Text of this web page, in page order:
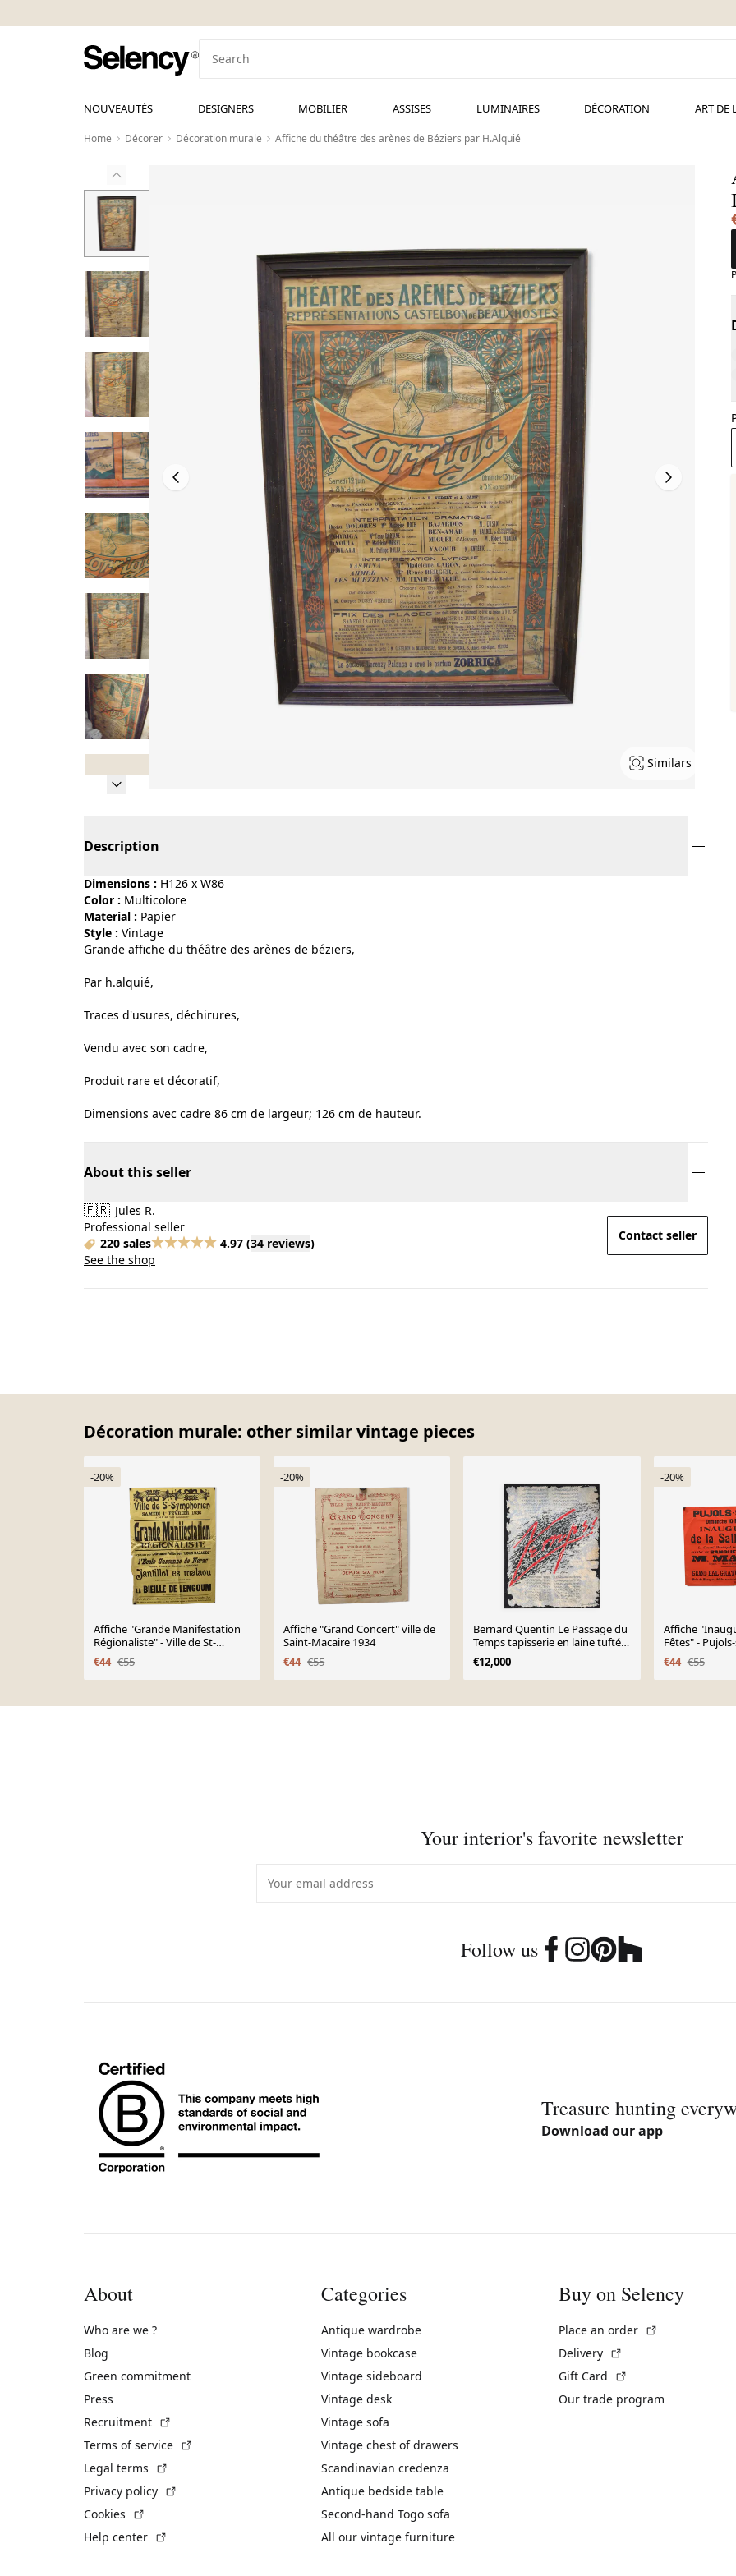
NOUVEAUTÉS DESIGNERS MOBILIER ASSISES LUMINAIRES DÉCORATION ART DE
Home Décorer Décoration murale Affiche du théâtre des arènes de Béziers par H.Alquié
Similars
Description
Dimensions : H126 x W86
Color :
multicolore
Material :
papier
Style :
vintage
Grande affiche du théâtre des arènes de béziers,
Par h.alquié,
Traces d'usures, déchirures,
Vendu avec son cadre,
Produit rare et décoratif,
Dimensions avec cadre 86 cm de largeur; 126 cm de hauteur.
About this seller
🇫🇷 Jules R.
Professional seller
220 sales
4.97 (34 reviews)
See the shop
Contact seller
Décoration murale: other similar vintage pieces
-20%
Affiche "Grande Manifestation
Régionaliste" - Ville de St-
Symphorien - 1936
€44 €55
-20%
Affiche "Grand Concert" ville de
Saint-Macaire 1934
€44 €55
Bernard Quentin Le Passage du
Temps tapisserie en laine tuftée
à la main France 1998
€12,000
-20%
Affiche
Fêtes" -
€44 €55
Your interior's favorite newsletter
Follow us
Treasure hunting
Download our app
About
Who are we ?
Blog
Green commitment
Press
Recruitment
Terms of service
Legal terms
Privacy policy
Cookies
Help center
Categories
Antique wardrobe
Vintage bookcase
Vintage sideboard
Vintage desk
Vintage sofa
Vintage chest of drawers
Scandinavian credenza
Antique bedside table
Second-hand Togo sofa
All our vintage furniture
Buy on Selency
Place an order
Delivery
Gift Card
Our trade program